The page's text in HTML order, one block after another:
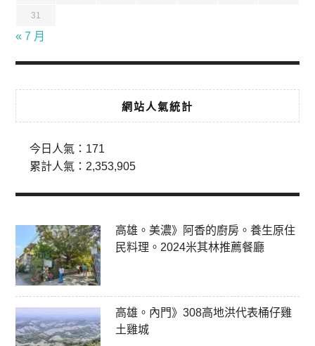
31
« 7 月
網站人氣統計
今日人氣： 171
累計人氣： 2,353,905
高雄。美濃》阿香的廚房。養生原住
民料理。2024米其林推薦餐廳
高雄。內門》308高地洪代表桶仔雞
土雞城